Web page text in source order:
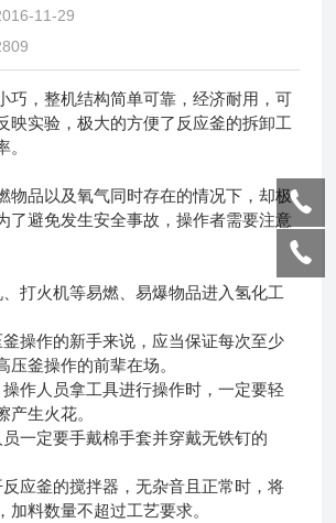
11-29
巧，整机结构简单可靠，经济耐用，可
映实验，极大的方便了反应釜的拆卸工
。
物品以及氧气同时存在的情况下，却极
了避免发生安全事故，操作者需要注意
打火机等易燃、易爆物品进入氢化工
操作的新手来说，应当保证每次至少
压釜操作的前辈在场。
作人员拿工具进行操作时，一定要轻
产生火花。
一定要手戴棉手套并穿戴无铁钉的
应釜的搅拌器，无杂音且正常时，将
加料数量不超过工艺要求。